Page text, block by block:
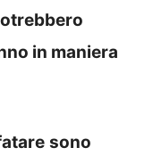
in maniera
sono